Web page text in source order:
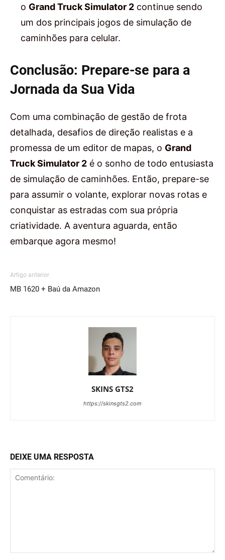
o Grand Truck Simulator 2 continue sendo
um dos principais jogos de simulação de
caminhões para celular.
Conclusão: Prepare-se para a
Jornada da Sua Vida
Com uma combinação de gestão de frota
detalhada, desafios de direção realistas e a
promessa de um editor de mapas, o Grand
Truck Simulator 2 é o sonho de todo entusiasta
de simulação de caminhões. Então, prepare-se
para assumir o volante, explorar novas rotas e
conquistar as estradas com sua própria
criatividade. A aventura aguarda, então
embarque agora mesmo!
Artigo anterior
MB 1620 + Baú da Amazon
SKINS GTS2
https://skinsgts2.com
DEIXE UMA RESPOSTA